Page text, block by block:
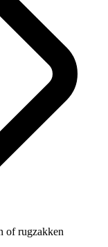
of rugzakken